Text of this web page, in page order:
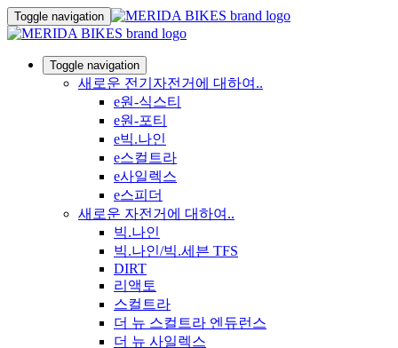
Toggle navigation
Toggle navigation
새로운 전기자전거에 대하여..
e원-식스티
e원-포티
e빅.나인
e스컬트라
e사일렉스
e스피더
새로운 자전거에 대하여..
빅.나인
빅.나인/빅.세븐 TFS
DIRT
리액토
스컬트라
더 뉴 스컬트라 엔듀런스
더 뉴 사일렉스